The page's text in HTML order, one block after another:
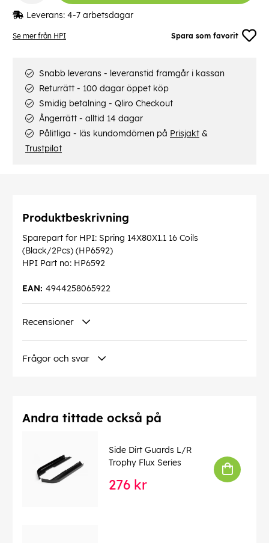
Se mer från HPI Spara som favorit
Leverans: 4-7 arbetsdagar
Snabb leverans - leveranstid framgår i kassan
Returrätt - 100 dagar öppet köp
Smidig betalning - Qliro Checkout
Ångerrätt - alltid 14 dagar
Pålitliga - läs kundomdömen på Prisjakt &
Trustpilot
Produktbeskrivning
Sparepart for HPI: Spring 14X80X1.1 16 Coils
(Black/2Pcs) (HP6592)
HPI Part no: HP6592
4944258065922
EAN:
Recensioner
Frågor och svar
Andra tittade också på
Side Dirt Guards L/R
Trophy Flux Series
276 kr